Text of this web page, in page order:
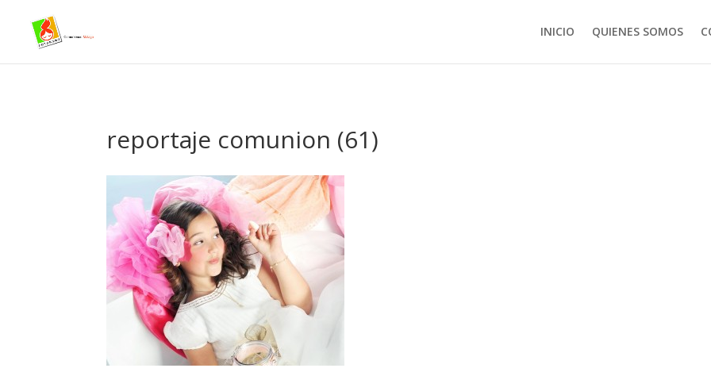
INICIO
QUIENES SOMOS
reportaje comunion (61)